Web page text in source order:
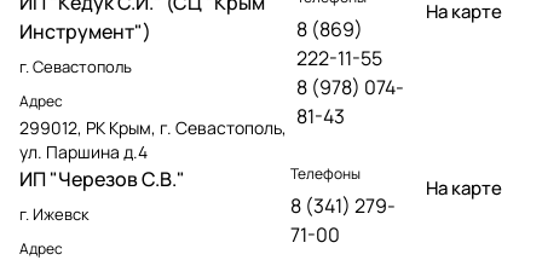
Инструмент")
г. Севастополь
Адрес
299012, РК Крым, г. Севастополь,
ул. Паршина д.4
8 (869)
222-11-55
8 (978) 074-
81-43
На карте
ИП "Черезов С.В."
г. Ижевск
Адрес
Телефоны
8 (341) 279-
71-00
На карте